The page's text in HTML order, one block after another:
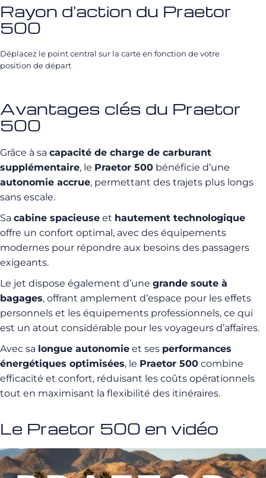
Rayon d'action du Praetor
500
Déplacez le point central sur la carte en fonction de votre
position de départ
Avantages clés du Praetor
500
Grâce à sa capacité de charge de carburant
supplémentaire, le Praetor 500 bénéficie d’une
autonomie accrue, permettant des trajets plus longs
sans escale.
Sa cabine spacieuse et hautement technologique
offre un confort optimal, avec des équipements
modernes pour répondre aux besoins des passagers
exigeants.
Le jet dispose également d’une grande soute à
bagages, offrant amplement d’espace pour les effets
personnels et les équipements professionnels, ce qui
est un atout considérable pour les voyageurs d’affaires.
Avec sa longue autonomie et ses performances
énergétiques optimisées, le Praetor 500 combine
efficacité et confort, réduisant les coûts opérationnels
tout en maximisant la flexibilité des itinéraires.
Le Praetor 500 en vidéo